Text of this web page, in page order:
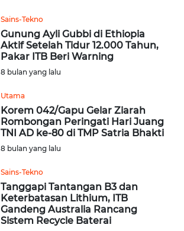
Sains-Tekno
Gunung Ayli Gubbi di Ethiopia
Aktif Setelah Tidur 12.000 Tahun,
Pakar ITB Beri Warning
8 bulan yang lalu
Utama
Korem 042/Gapu Gelar Ziarah
Rombongan Peringati Hari Juang
TNI AD ke-80 di TMP Satria Bhakti
8 bulan yang lalu
Sains-Tekno
Tanggapi Tantangan B3 dan
Keterbatasan Lithium, ITB
Gandeng Australia Rancang
Sistem Recycle Baterai